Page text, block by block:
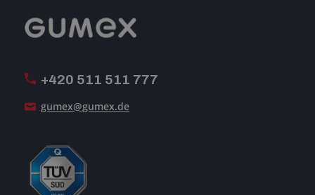
+420 511 511 777
gumex@gumex.de
Reklamation
GUMEX stellt sich vor